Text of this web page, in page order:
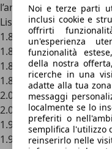
l’arrivo della moneta
Listino prezzi Citroen
1.8i 16V cat automatica
1.8i 16V cat Millesime
1.8i 16V cat SX 1.8i 16V
1.8i 16V cat SX Plus
2.0i 16V cat
2.0i 16V cat SX Plus 2.0i
1.9 diesel X 1.9 diesel X
1.9 turbodiesel cat
Noi e terze parti
inclusi cookie e
offrirti
un'esperienza
funzionalità
della nostra
ricerche in una
adatte alla tua
messaggi
localmente se lo
preferiti o
semplifica l'utilizzo
reinserirlo nelle